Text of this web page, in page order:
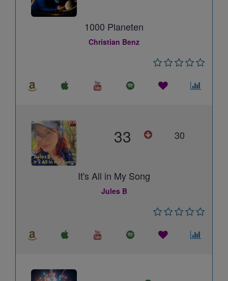
1000 Planeten
Christian Benz
33 30
It's All in My Song
Jules B